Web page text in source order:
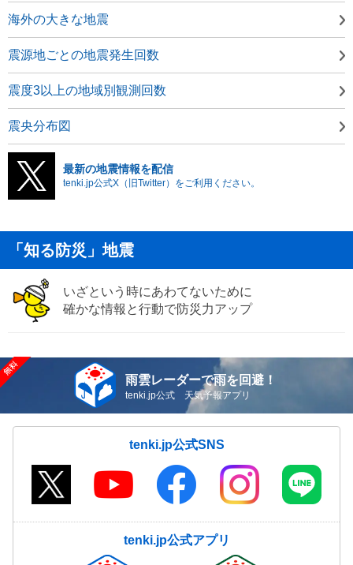
海外の大きな地震
震源地ごとの地震発生回数
震度3以上の地域別観測回数
震央分布図
最新の地震情報を配信
tenki.jp公式X（旧Twitter）をご利用ください。
「知る防災」地震
いざという時にあわてないために
確かな情報と行動で防災力アップ
雨雲レーダーで雨を回避！
tenki.jp公式 天気予報アプリ
tenki.jp公式SNS
tenki.jp公式アプリ